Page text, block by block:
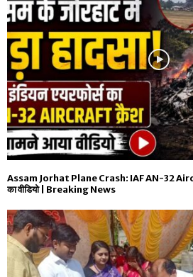
Assam Jorhat Plane Crash: IAF AN-32
का वीडियो | Breaking News